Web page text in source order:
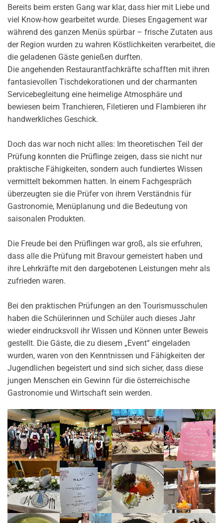
Bereits beim ersten Gang war klar, dass hier mit Liebe und
viel Know-how gearbeitet wurde. Dieses Engagement war
während des ganzen Menüs spürbar – frische Zutaten aus
der Region wurden zu wahren Köstlichkeiten verarbeitet, die
die geladenen Gäste genießen durften.
Die angehenden Restaurantfachkräfte schafften mit ihren
fantasievollen Tischdekorationen und der charmanten
Servicebegleitung eine heimelige Atmosphäre und
bewiesen beim Tranchieren, Filetieren und Flambieren ihr
handwerkliches Geschick.
Doch das war noch nicht alles: Im theoretischen Teil der
Prüfung konnten die Prüflinge zeigen, dass sie nicht nur
praktische Fähigkeiten, sondern auch fundiertes Wissen
vermittelt bekommen hatten. In einem Fachgespräch
überzeugten sie die Prüfer von ihrem Verständnis für
Gastronomie, Menüplanung und die Bedeutung von
saisonalen Produkten.
Die Freude bei den Prüflingen war groß, als sie erfuhren,
dass alle die Prüfung mit Bravour gemeistert haben und
ihre Lehrkräfte mit den dargebotenen Leistungen mehr als
zufrieden waren.
Bei den praktischen Prüfungen an den Tourismusschulen
haben die Schülerinnen und Schüler auch dieses Jahr
wieder eindrucksvoll ihr Wissen und Können unter Beweis
gestellt. Die Gäste, die zu diesem „Event“ eingeladen
wurden, waren von den Kenntnissen und Fähigkeiten der
Jugendlichen begeistert und sind sich sicher, dass diese
jungen Menschen ein Gewinn für die österreichische
Gastronomie und Wirtschaft sein werden.